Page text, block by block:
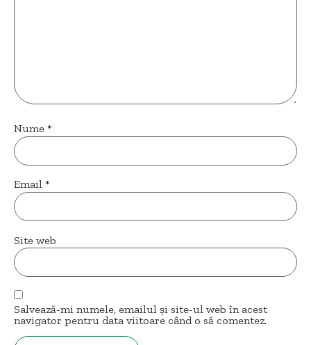
Nume *
Email *
Site web
Salvează-mi numele, emailul și site-ul web în acest
navigator pentru data viitoare când o să comentez.